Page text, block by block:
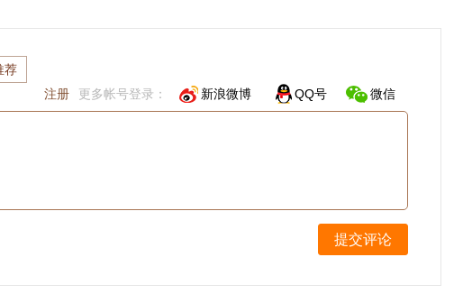
注册 更多帐号登录： 新浪微博 QQ号 微信
荐
提交评论